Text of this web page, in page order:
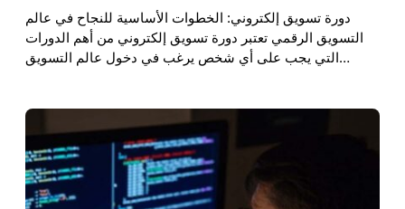
دورة تسويق إلكتروني: الخطوات الأساسية للنجاح في عالم
التسويق الرقمي تعتبر دورة تسويق إلكتروني من أهم الدورات
التي يجب على أي شخص يرغب في دخول عالم التسويق…